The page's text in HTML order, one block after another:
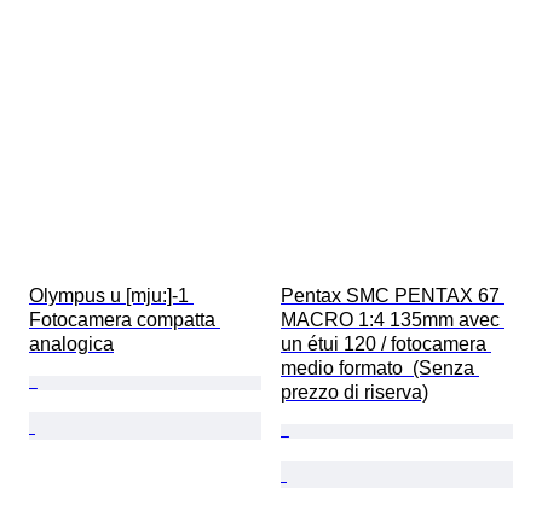
Olympus u [mju:]-1
Fotocamera compatta
analogica
Pentax SMC PENTAX 67
MACRO 1:4 135mm avec
un étui 120 / fotocamera
medio formato  (Senza
prezzo di riserva)